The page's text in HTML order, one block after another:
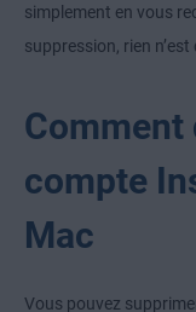
simplement en vous
suppression, rien
Comment
compte
Mac
Vous pouvez